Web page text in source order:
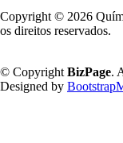
Copyright © 2026
os direitos reservados.
© CopyrightBizPage.
Designed by